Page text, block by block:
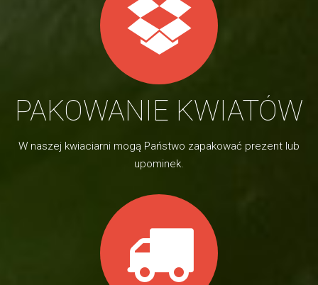
PAKOWANIE KWIATÓW
W naszej kwiaciarni mogą Państwo zapakować prezent lub
upominek.